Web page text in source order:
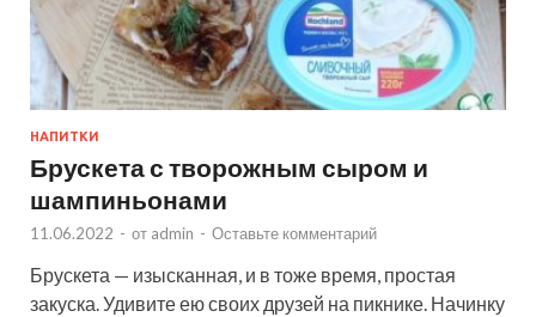
НАПИТКИ
Брускета с творожным сыром и
шампиньонами
11.06.2022 - от admin - Оставьте комментарий
Брускета — изысканная, и в тоже время, простая
закуска. Удивите ею своих друзей на пикнике. Начинку